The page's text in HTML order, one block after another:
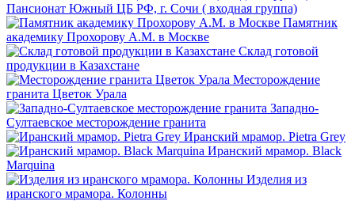
Пансионат Южный ЦБ РФ, г. Сочи ( входная группа)
Памятник
академику Прохорову А.М. в Москве
Склад готовой
продукции в Казахстане
Месторождение
гранита Цветок Урала
Западно-
Султаевское месторождение гранита
Иранский мрамор. Pietra Grey
Иранский мрамор. Black
Marquina
Изделия из
иранского мрамора. Колонны